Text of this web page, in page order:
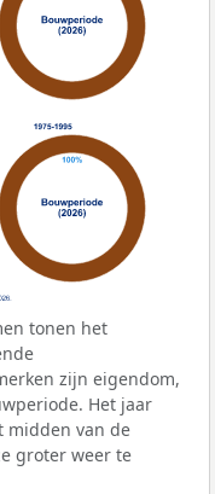
tonen het
zijn eigendom,
Het jaar
midden van de
groter weer te